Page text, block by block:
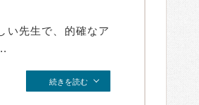
い先生で、的確なア
続きを読む